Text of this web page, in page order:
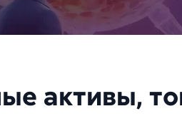
активы,